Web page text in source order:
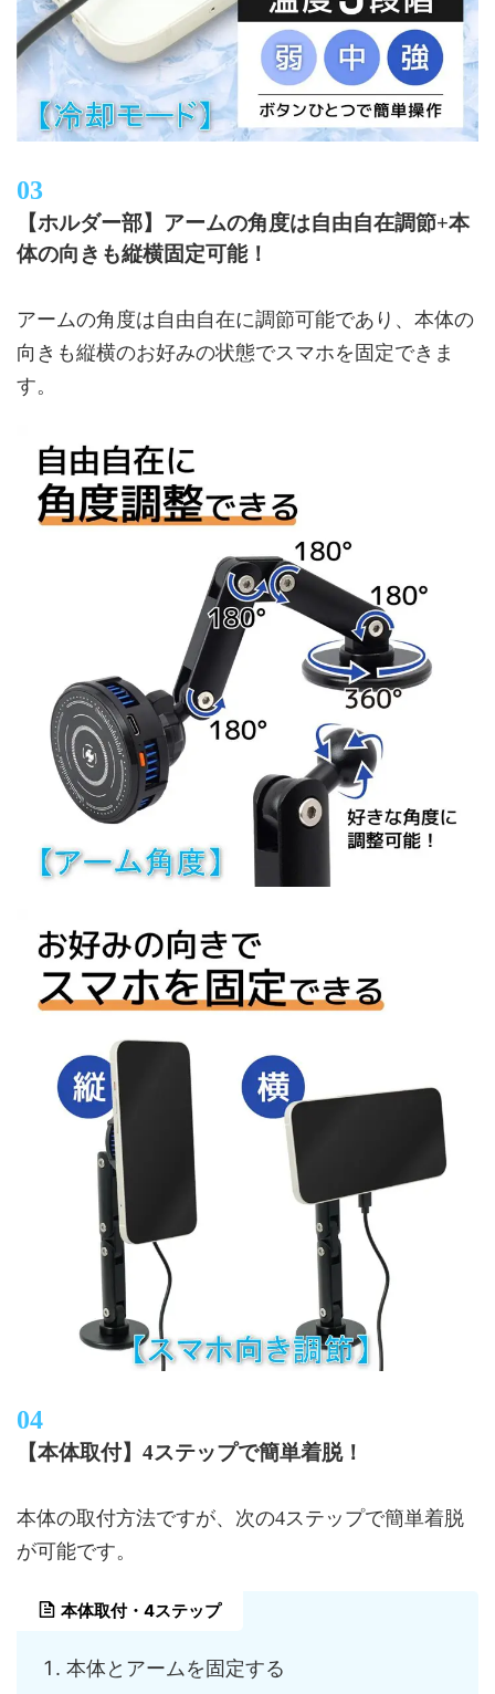
【ホルダー部】アームの角度は自由自在調節+本
体の向きも縦横固定可能！
アームの角度は自由自在に調節可能であり、本体の
向きも縦横のお好みの状態でスマホを固定できま
す。
【本体取付】4ステップで簡単着脱！
本体の取付方法ですが、次の4ステップで簡単着脱
が可能です。
本体取付・4ステップ
本体とアームを固定する